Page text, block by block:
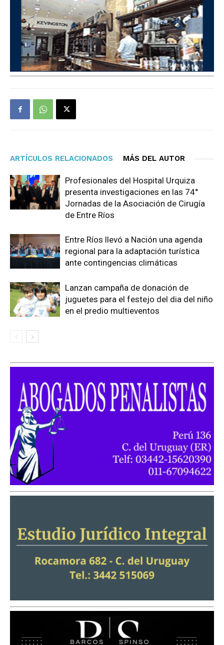
ARTÍCULOS RELACIONADOS MÁS DEL AUTOR
Profesionales del Hospital Urquiza
presenta investigaciones en las 74°
Jornadas de la Asociación de Cirugía
de Entre Ríos
Entre Ríos llevó a Nación una agenda
regional para la adaptación turística
ante contingencias climáticas
Lanzan campaña de donación de
juguetes para el festejo del dia del niño
en el predio multieventos